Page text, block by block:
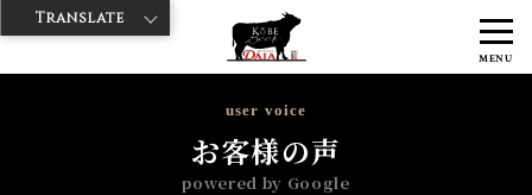
MENU
神戸牛ダイヤ > 神戸牛ダイア 雷門西店
ローカル
user voice
お客様の声
powered by Google
Translate